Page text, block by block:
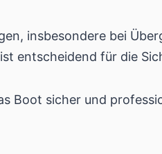
insbesondere bei
entscheidend für die
Boot sicher und